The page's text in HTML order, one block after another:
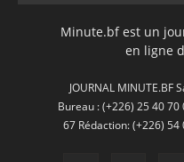
Minute.bf est un
en ligne
JOURNAL MINUTE.BF
Bureau : (+226) 25 40
67 Rédaction: (+226) 54